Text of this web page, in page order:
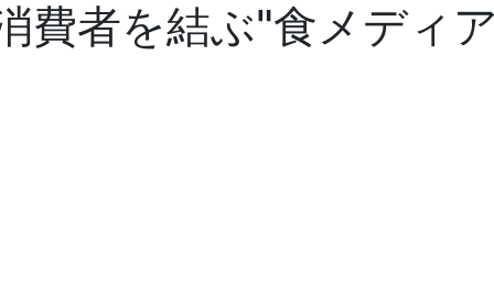
費者を結ぶ"食メディ